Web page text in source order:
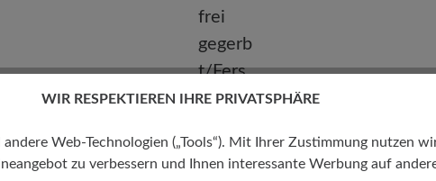
WIR RESPEKTIEREN IHRE PRIVATSPHÄRE
Web-Technologien („Tools“). Mit Ihrer Zustimmung nutzen
zu verbessern und Ihnen interessante Werbung auf